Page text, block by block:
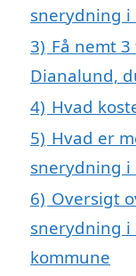
snerydning i
3) Få nemt
Dianalund,
4) Hvad
5) Hvad er
snerydning i
6) Oversigt
snerydning i
kommune